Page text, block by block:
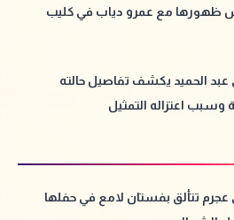
ظهورها مع عمرو دياب في كليب
عبد الحميد يكشف تفاصيل حالته
وسبب اعتزاله التمثيل
عجرم تتألق بفستان لامع في حفلها